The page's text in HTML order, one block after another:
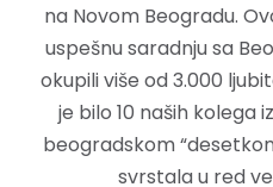
na Novom Beogradu.
uspešnu saradnju sa
okupili više od 3.000
je bilo 10 naših kolega
beogradskom
svrstala u red